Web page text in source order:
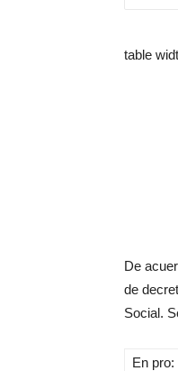
table
De
de
Social.
En pro: